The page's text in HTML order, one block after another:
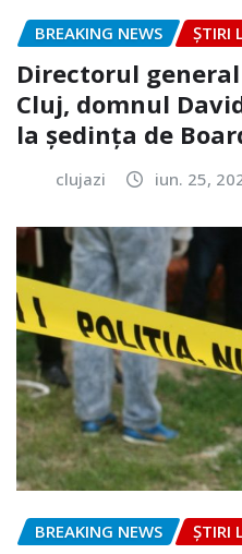
BREAKING NEWS ȘTIRI
Directorul
Cluj, domnul
la ședința de
clujazi iun. 25,
BREAKING NEWS ȘTIRI